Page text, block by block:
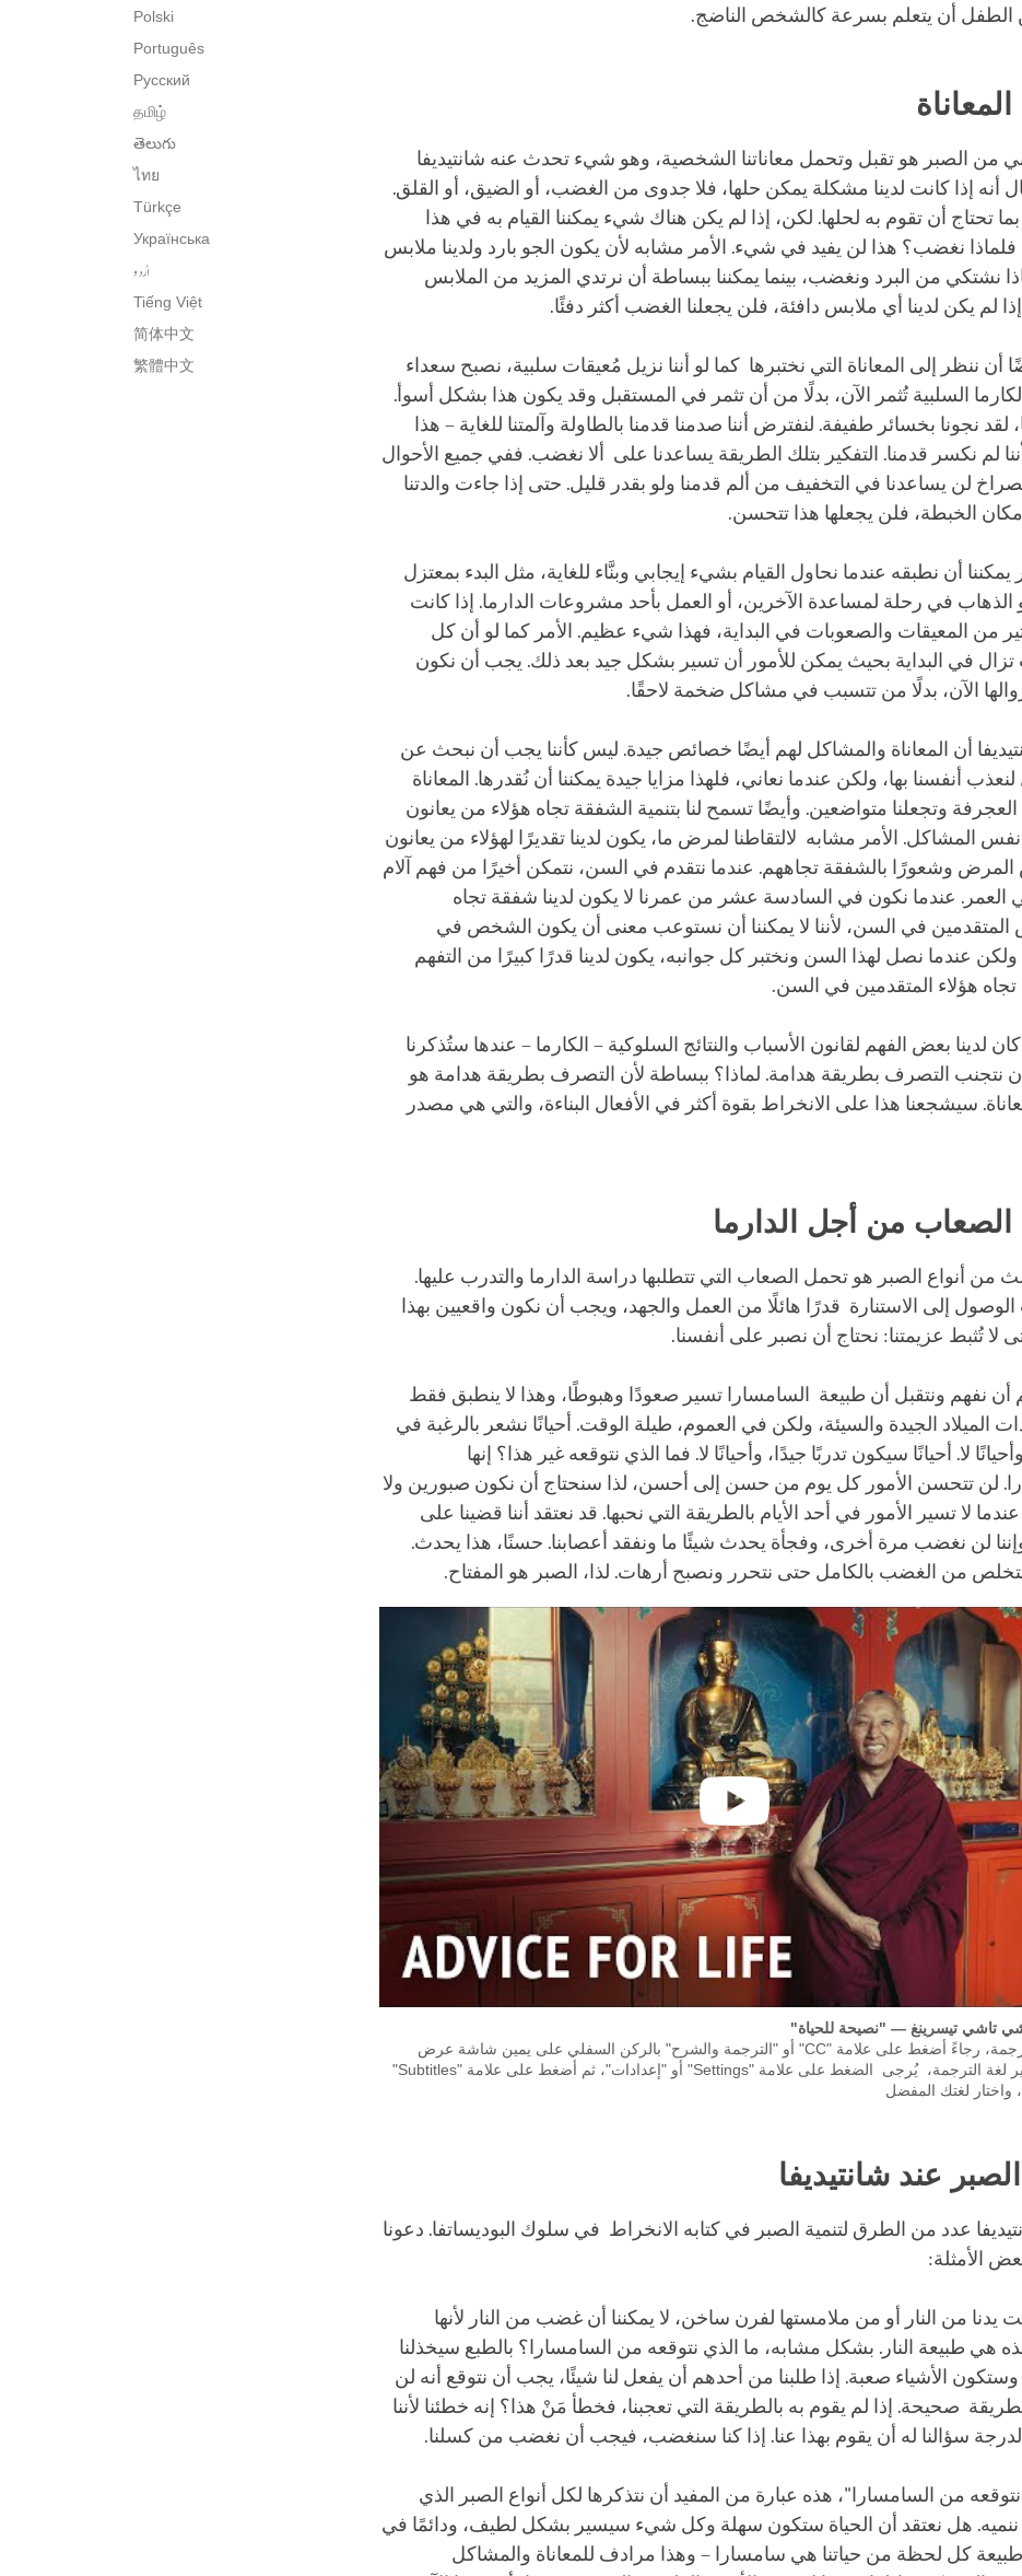
Polski
Português
Русский
தமிழ்
తెలుగు
ไทย
Türkçe
Українська
اُردو
Tiếng Việt
简体中文
繁體中文
الطفل أن يتعلم بسرعة كالشخص الناضج.
من الصبر هو تقبل وتحمل معاناتنا الشخصية، وهو شيء تحدث عنه شانتيديفا
أنه إذا كانت لدينا مشكلة يمكن حلها، فلا جدوى من الغضب، أو الضيق، أو القلق.
تحتاج أن تقوم به لحلها. لكن، إذا لم يكن هناك شيء يمكننا القيام به في هذا
نغضب؟ هذا لن يفيد في شيء. الأمر مشابه لأن يكون الجو بارد ولدينا ملابس
نشتكي من البرد ونغضب، بينما يمكننا ببساطة أن نرتدي المزيد من الملابس
إذا لم يكن لدينا أي ملابس دافئة، فلن يجعلنا الغضب أكثر دفئًا.
أن ننظر إلى المعاناة التي نختبرها كما لو أننا نزيل مُعيقات سلبية، نصبح سعداء
السلبية تُثمر الآن، بدلًا من أن تثمر في المستقبل وقد يكون هذا بشكل أسوأ.
نجونا بخسائر طفيفة. لنفترض أننا صدمنا قدمنا بالطاولة وآلمتنا للغاية – هذا
لم نكسر قدمنا. التفكير بتلك الطريقة يساعدنا على ألا نغضب. ففي جميع الأحوال
لن يساعدنا في التخفيف من ألم قدمنا ولو بقدر قليل. حتى إذا جاءت والدتنا
مكان الخبطة، فلن يجعلها هذا تتحسن.
أن نطبقه عندما نحاول القيام بشيء إيجابي وبنَّاء للغاية، مثل البدء بمعتزل
الذهاب في رحلة لمساعدة الآخرين، أو العمل بأحد مشروعات الدارما. إذا كانت
من المعيقات والصعوبات في البداية، فهذا شيء عظيم. الأمر كما لو أن كل
تزال في البداية بحيث يمكن للأمور أن تسير بشكل جيد بعد ذلك. يجب أن نكون
الآن، بدلًا من تتسبب في مشاكل ضخمة لاحقًا.
أن المعاناة والمشاكل لهم أيضًا خصائص جيدة. ليس كأننا يجب أن نبحث عن
أنفسنا بها، ولكن عندما نعاني، فلهذا مزايا جيدة يمكننا أن نُقدرها. المعاناة
وتجعلنا متواضعين. وأيضًا تسمح لنا بتنمية الشفقة تجاه هؤلاء من يعانون
المشاكل. الأمر مشابه لالتقاطنا لمرض ما، يكون لدينا تقديرًا لهؤلاء من يعانون
وشعورًا بالشفقة تجاههم. عندما نتقدم في السن، نتمكن أخيرًا من فهم آلام
العمر. عندما نكون في السادسة عشر من عمرنا لا يكون لدينا شفقة تجاه
المتقدمين في السن، لأننا لا يمكننا أن نستوعب معنى أن يكون الشخص في
عندما نصل لهذا السن ونختبر كل جوانبه، يكون لدينا قدرًا كبيرًا من التفهم
هؤلاء المتقدمين في السن.
كان لدينا بعض الفهم لقانون الأسباب والنتائج السلوكية – الكارما – عندها ستُذكرنا
أن نتجنب التصرف بطريقة هدامة. لماذا؟ ببساطة لأن التصرف بطريقة هدامة هو
سيشجعنا هذا على الانخراط بقوة أكثر في الأفعال البناءة، والتي هي مصدر
من أجل الدارما
من أنواع الصبر هو تحمل الصعاب التي تتطلبها دراسة الدارما والتدرب عليها.
إلى الاستنارة قدرًا هائلًا من العمل والجهد، ويجب أن نكون واقعيين بهذا
لا تُثبط عزيمتنا: نحتاج أن نصبر على أنفسنا.
أن نفهم ونتقبل أن طبيعة السامسارا تسير صعودًا وهبوطًا، وهذا لا ينطبق فقط
الميلاد الجيدة والسيئة، ولكن في العموم، طيلة الوقت. أحيانًا نشعر بالرغبة في
لا. أحيانًا سيكون تدربًا جيدًا، وأحيانًا لا. فما الذي نتوقعه غير هذا؟ إنها
لن تتحسن الأمور كل يوم من حسن إلى أحسن، لذا سنحتاج أن نكون صبورين ولا
لا تسير الأمور في أحد الأيام بالطريقة التي نحبها. قد نعتقد أننا قضينا على
لن نغضب مرة أخرى، وفجأة يحدث شيئًا ما ونفقد أعصابنا. حسنًا، هذا يحدث.
من الغضب بالكامل حتى نتحرر ونصبح أرهات. لذا، الصبر هو المفتاح.
تاشي تيسرينغ — "نصيحة للحياة"
لتشغيل الترجمة، رجاءً أضغط على علامة "CC" أو "الترجمة والشرح" بالركن السفلي على يمين شاشة عرض
الفيديو. لتغير لغة الترجمة، يُرجى الضغط على علامة "Settings" أو "إعدادات"، ثم أضغط على علامة "Subtitles"
واختار لغتك المفضل
عند شانتيديفا
عدد من الطرق لتنمية الصبر في كتابه الانخراط في سلوك البوديساتفا. دعونا
الأمثلة:
يدنا من النار أو من ملامستها لفرن ساخن، لا يمكننا أن غضب من النار لأنها
هي طبيعة النار. بشكل مشابه، ما الذي نتوقعه من السامسارا؟ بالطبع سيخذلنا
وستكون الأشياء صعبة. إذا طلبنا من أحدهم أن يفعل لنا شيئًا، يجب أن نتوقع أنه لن
صحيحة. إذا لم يقوم به بالطريقة التي تعجبنا، فخطأ مَنْ هذا؟ إنه خطئنا لأننا
سؤالنا له أن يقوم بهذا عنا. إذا كنا سنغضب، فيجب أن نغضب من كسلنا.
من السامسارا"، هذه عبارة من المفيد أن نتذكرها لكل أنواع الصبر الذي
ننميه. هل نعتقد أن الحياة ستكون سهلة وكل شيء سيسير بشكل لطيف، ودائمًا في
كل لحظة من حياتنا هي سامسارا – وهذا مرادف للمعاناة والمشاكل